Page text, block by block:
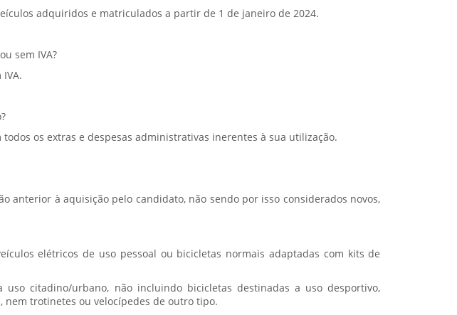
adquiridos e matriculados a partir de 1 de janeiro de 2024.
sem IVA?
os extras e despesas administrativas inerentes à sua utilização.
anterior à aquisição pelo candidato, não sendo por isso considerados novos,
elétricos de uso pessoal ou bicicletas normais adaptadas com kits de
citadino/urbano, não incluindo bicicletas destinadas a uso desportivo,
nem trotinetes ou velocípedes de outro tipo.